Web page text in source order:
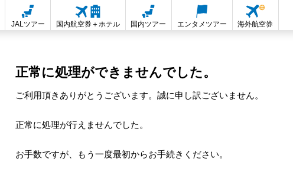
JALツアー 国内航空券＋ホテル 国内ツアー エンタメツアー 海外航空券
正常に処理ができませんでした。
ご利用頂きありがとうございます。誠に申し訳ございません。
正常に処理が行えませんでした。
お手数ですが、もう一度最初からお手続きください。